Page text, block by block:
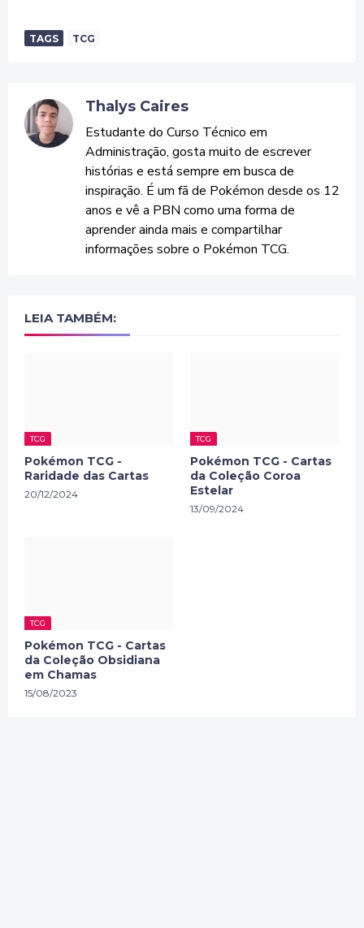
TAGS TCG
Thalys Caires
Estudante do Curso Técnico em
Administração, gosta muito de escrever
histórias e está sempre em busca de
inspiração. É um fã de Pokémon desde os 12
anos e vê a PBN como uma forma de
aprender ainda mais e compartilhar
informações sobre o Pokémon TCG.
LEIA TAMBÉM:
TCG
Pokémon TCG -
Raridade das Cartas
20/12/2024
TCG
Pokémon TCG - Cartas
da Coleção Coroa
Estelar
13/09/2024
TCG
Pokémon TCG - Cartas
da Coleção Obsidiana
em Chamas
15/08/2023